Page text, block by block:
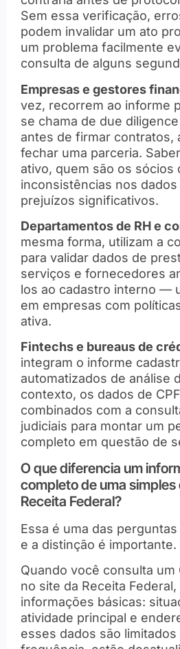
Sem essa verificação,
podem invalidar um ato
um problema facilmente
consulta de alguns
Empresas e gestores
vez, recorrem ao informe
se chama de due
antes de firmar contratos,
fechar uma parceria.
ativo, quem são os sócios
inconsistências nos
prejuízos significativos.
Departamentos de RH e
mesma forma, utilizam a
para validar dados de
serviços e fornecedores
los ao cadastro interno —
em empresas com
ativa.
Fintechs e bureaus de
integram o informe
automatizados de análise
contexto, os dados de
combinados com a
judiciais para montar um
completo em questão de
O que diferencia um
completo de uma simples
Receita Federal?
Essa é uma das
e a distinção é importante.
Quando você consulta um
no site da Receita
informações básicas:
atividade principal e
esses dados são limitados